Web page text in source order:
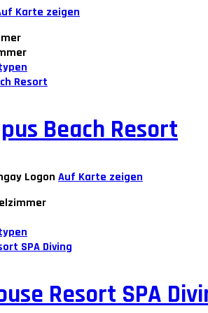
Karte zeigen
Beach Resort
Logon Auf Karte zeigen
Resort SPA